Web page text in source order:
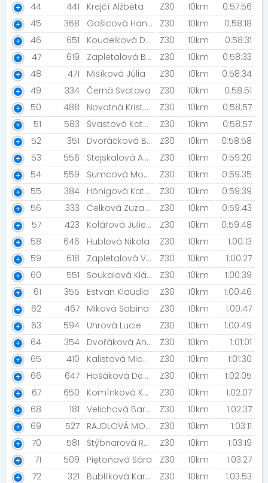
44
441 Krejčí Alžběta Z30 10km
0:57:56
45
368 Gašicová Hana Z30 10km
0:58:18
46
651 Koudelková Dora Z30 10km
0:58:31
47
619 Zapletalová Barbora Z30 10km
0:58:33
48
471 Mišíková Júlia Z30 10km
0:58:34
49
334 Černá Svatava Z30 10km
0:58:51
50
488 Novotná Kristýna Z30 10km
0:58:57
51
583 Švastová Kateřina Z30 10km
0:58:57
52
351 Dvořáčková Barbora Z30 10km
0:58:58
53
556 Stejskalová Andrea Z30 10km
0:59:20
54
559 Sumcová Monika Z30 10km
0:59:35
55
384 Hönigová Kateřina Z30 10km
0:59:39
56
333 Čelková Zuzana Z30 10km
0:59:43
57
423 Kolářová Julie [Cipísci] Z30 10km
0:59:48
58
646 Hublová Nikola Z30 10km
1:00:13
59
618 Zapletalová Vendula [Pod Slunečnou] Z30 10km
1:00:27
60
551 Soukalová Klára Z30 10km
1:00:39
61
355 Estvan Klaudia Z30 10km
1:00:46
62
467 Miková Sabina Z30 10km
1:00:47
63
594 Uhrová Lucie Z30 10km
1:00:49
64
354 Dvořáková Anna Z30 10km
1:01:01
65
410 Kalistová Michaela Z30 10km
1:01:30
66
647 Hošáková Denisa Z30 10km
1:02:05
67
650 Komínková Karolína Z30 10km
1:02:07
68
181 Velichová Barbora [ALKORUN] Z30 10km
1:02:37
69
527 RAJDLOVÁ MONIKA Z30 10km
1:03:11
70
581 Štýbnarová Renáta Z30 10km
1:03:19
71
509 Piętoňová Sára Z30 10km
1:03:27
72
321 Bublíková Karolína Z30 10km
1:03:53